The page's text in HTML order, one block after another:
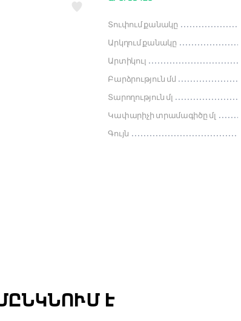
Տուփում քանակը
Արկղում քանակը
Արտիկուլ
Բարձրություն մմ
Տարողություն մլ
Կափարիչի տրամագիծը մլ
Գույն
Է